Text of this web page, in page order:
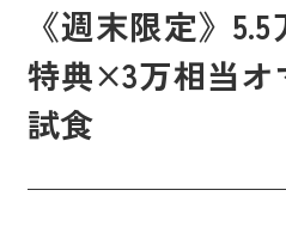
《週末限定》
特典×3万相当オ
試食